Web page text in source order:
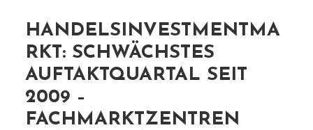
HANDELSINVESTMENTMA
RKT: SCHWÄCHSTES
AUFTAKTQUARTAL SEIT
2009 –
FACHMARKTZENTREN